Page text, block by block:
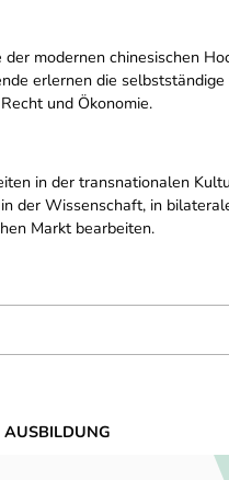
modernen chinesischen
erlernen die
und Ökonomie.
in der transnationalen
der Wissenschaft, in
Markt bearbeiten.
AUSBILDUNG